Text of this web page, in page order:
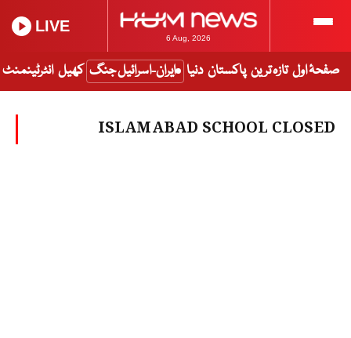
6 Aug, 2026
LIVE
صفحۂ اول تازہ ترین پاکستان دنیا ایران-اسرائیل جنگ کھیل انٹرٹینمنٹ
ISLAMABAD SCHOOL CLOSED